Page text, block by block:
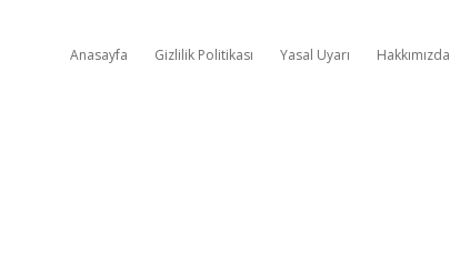
Anasayfa Gizlilik Politikası Yasal Uyarı Hakkımızda